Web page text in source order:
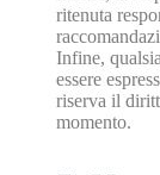
ritenuta
Infine,
essere
riserva il
momento.